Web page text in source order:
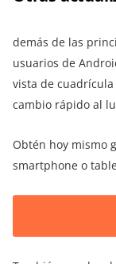
demás de las
usuarios de
vista de
cambio rápido al
Obtén hoy mismo
smartphone o